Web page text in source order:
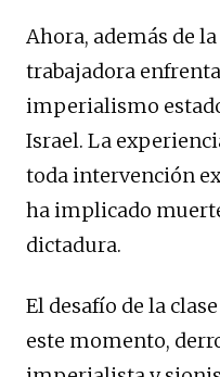
Ahora, además de
trabajadora
imperialismo
Israel. La
toda intervención
ha implicado
dictadura.
El desafío de la
este momento,